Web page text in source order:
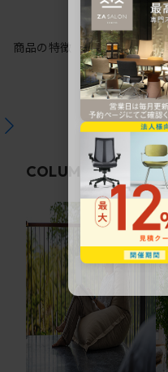
商品の特徴
COLUMN 関連コラム